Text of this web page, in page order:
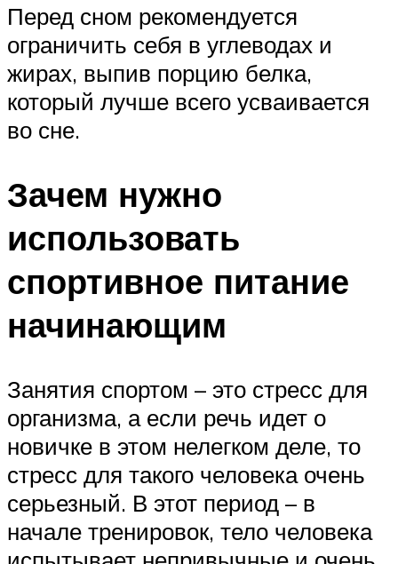
Перед сном рекомендуется
ограничить себя в углеводах и
жирах, выпив порцию белка,
который лучше всего усваивается
во сне.
Зачем нужно
использовать
спортивное питание
начинающим
Занятия спортом – это стресс для
организма, а если речь идет о
новичке в этом нелегком деле, то
стресс для такого человека очень
серьезный. В этот период – в
начале тренировок, тело человека